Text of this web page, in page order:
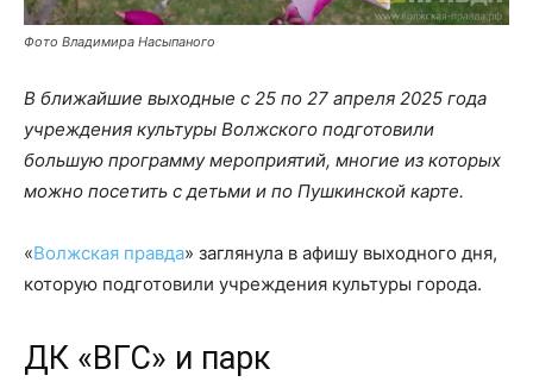
Фото Владимира Насыпаного
В ближайшие выходные с 25 по 27 апреля 2025 года
учреждения культуры Волжского подготовили
большую программу мероприятий, многие из которых
можно посетить с детьми и по Пушкинской карте.
«Волжская правда» заглянула в афишу выходного дня,
которую подготовили учреждения культуры города.
ДК «ВГС» и парк